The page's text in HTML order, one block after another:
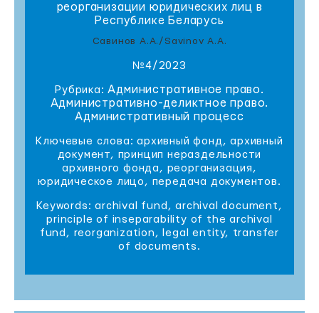
реорганизации юридических лиц в
Республике Беларусь
Савинов А.А./Savinov A.A.
№4/2023
Рубрика:Административное право.
Административно-деликтное право.
Административный процесс
Ключевые слова: архивный фонд, архивный
документ, принцип нераздельности
архивного фонда, реорганизация,
юридическое лицо, передача документов.
Keywords: archival fund, archival document,
principle of inseparability of the archival
fund, reorganization, legal entity, transfer
of documents.